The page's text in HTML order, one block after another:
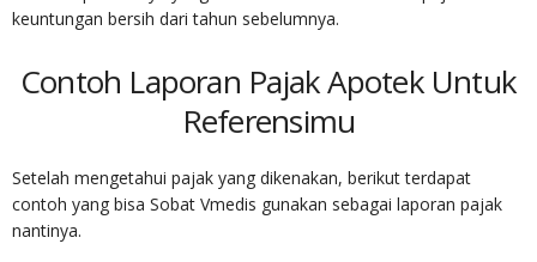
keuntungan bersih dari tahun sebelumnya.
Contoh Laporan Pajak Apotek Untuk
Referensimu
Setelah mengetahui pajak yang dikenakan, berikut terdapat
contoh yang bisa Sobat Vmedis gunakan sebagai laporan pajak
nantinya.